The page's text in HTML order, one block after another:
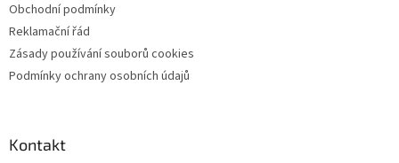
Obchodní podmínky
Reklamační řád
Zásady používání souborů cookies
Podmínky ochrany osobních údajů
Kontakt